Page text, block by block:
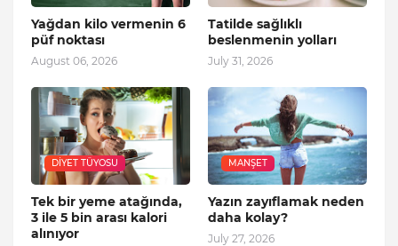
Yağdan kilo vermenin 6
püf noktası
August 06, 2026
Tatilde sağlıklı
beslenmenin yolları
July 31, 2026
DIYET TÜYOSU
Tek bir yeme atağında,
3 ile 5 bin arası kalori
alınıyor
MANŞET
Yazın zayıflamak neden
daha kolay?
July 27, 2026